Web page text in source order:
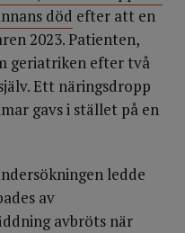
död efter att en
2023. Patienten,
geriatriken efter två
Ett näringsdropp
gavs i stället på en
ledde
av
avbröts när